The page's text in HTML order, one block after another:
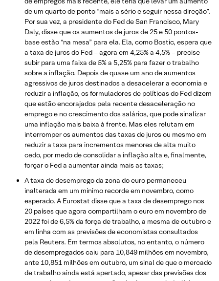
de um quarto de ponto “mais a sério e seguir nessa direção”.
Por sua vez, a presidente do Fed de San Francisco, Mary
Daly, disse que os aumentos de juros de 25 e 50 pontos-
base estão “na mesa” para ela. Ela, como Bostic, espera que
a taxa de juros do Fed – agora em 4,25% a 4,5% – precise
subir para uma faixa de 5% a 5,25% para fazer o trabalho
sobre a inflação. Depois de quase um ano de aumentos
agressivos de juros destinados a desacelerar a economia e
reduzir a inflação, os formuladores de políticas do Fed dizem
que estão encorajados pela recente desaceleração no
emprego e no crescimento dos salários, que pode sinalizar
uma inflação mais baixa à frente. Mas eles relutam em
interromper os aumentos das taxas de juros ou mesmo em
reduzir a taxa para incrementos menores de alta muito
cedo, por medo de consolidar a inflação alta e, finalmente,
forçar o Fed a aumentar ainda mais as taxas;
A taxa de desemprego da zona do euro permaneceu
inalterada em um mínimo recorde em novembro, como
esperado. A Eurostat disse que a taxa de desemprego nos
20 países que agora compartilham o euro em novembro de
2022 foi de 6,5% da força de trabalho, a mesma de outubro e
em linha com as previsões de economistas consultados
pela Reuters. Em termos absolutos, no entanto, o número
de desempregados caiu para 10,849 milhões em novembro,
ante 10,851 milhões em outubro, um sinal de que o mercado
de trabalho ainda está apertado, apesar das previsões dos